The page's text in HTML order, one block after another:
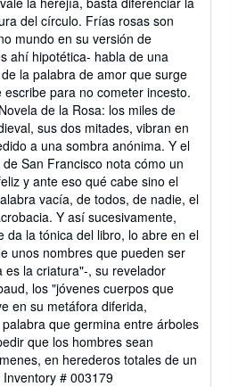
del círculo. Frías rosas son
mundo en su versión de
ahí hipotética- habla de una
la palabra de amor que surge
para no cometer incesto.
de la Rosa: los miles de
sus dos mitades, vibran en
a una sombra anónima. Y el
San Francisco nota cómo un
y ante eso qué cabe sino el
vacía, de todos, de nadie, el
Y así sucesivamente,
da la tónica del libro, lo abre en el
unos nombres que pueden ser
es la criatura"-, su revelador
los "jóvenes cuerpos que
en su metáfora diferida,
que germina entre árboles
que los hombres sean
en herederos totales de un
Inventory # 003179